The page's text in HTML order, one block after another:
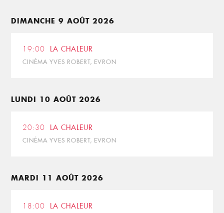
DIMANCHE 9 AOÛT 2026
19:00 LA CHALEUR
CINÉMA YVES ROBERT, EVRON
LUNDI 10 AOÛT 2026
20:30 LA CHALEUR
CINÉMA YVES ROBERT, EVRON
MARDI 11 AOÛT 2026
18:00 LA CHALEUR